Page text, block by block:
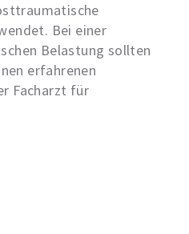
Bei einer
Belastung sollten
erfahrenen
Facharzt für